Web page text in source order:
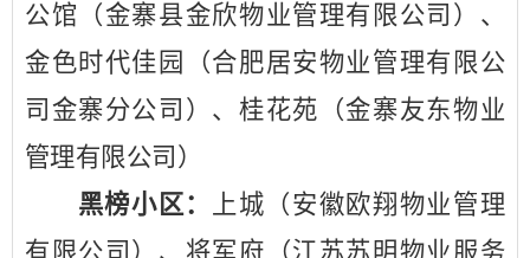
公馆（金寨县金欣物业管理有限公司）、
金色时代佳园（合肥居安物业管理有限公
司金寨分公司）、桂花苑（金寨友东物业
管理有限公司）
黑榜小区：
上城（安徽欧翔物业管理
有限公司）、将军府（江苏苏明物业服务